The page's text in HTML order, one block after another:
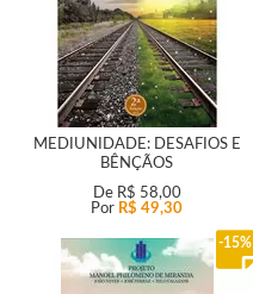
MEDIUNIDADE: DESAFIOS E
BÊNÇÃOS
De R$ 58,00
Por R$ 49,30
15%